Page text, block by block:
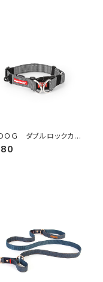
ＤＯＧ ダブルロックカラ
7色)